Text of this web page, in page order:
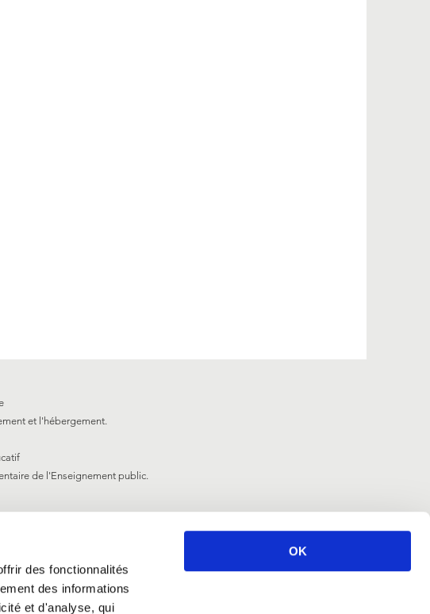
des fonctionnalités
des informations
et d'analyse, qui
OK
et l'hébergement.
de l'Enseignement public.